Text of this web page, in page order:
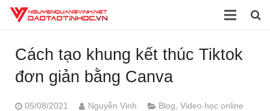
Giới thiệu
Cách tạo khung kết thúc Tiktok
đơn giản bằng Canva
05/08/2021 Nguyễn Vinh Blog ,Video học online